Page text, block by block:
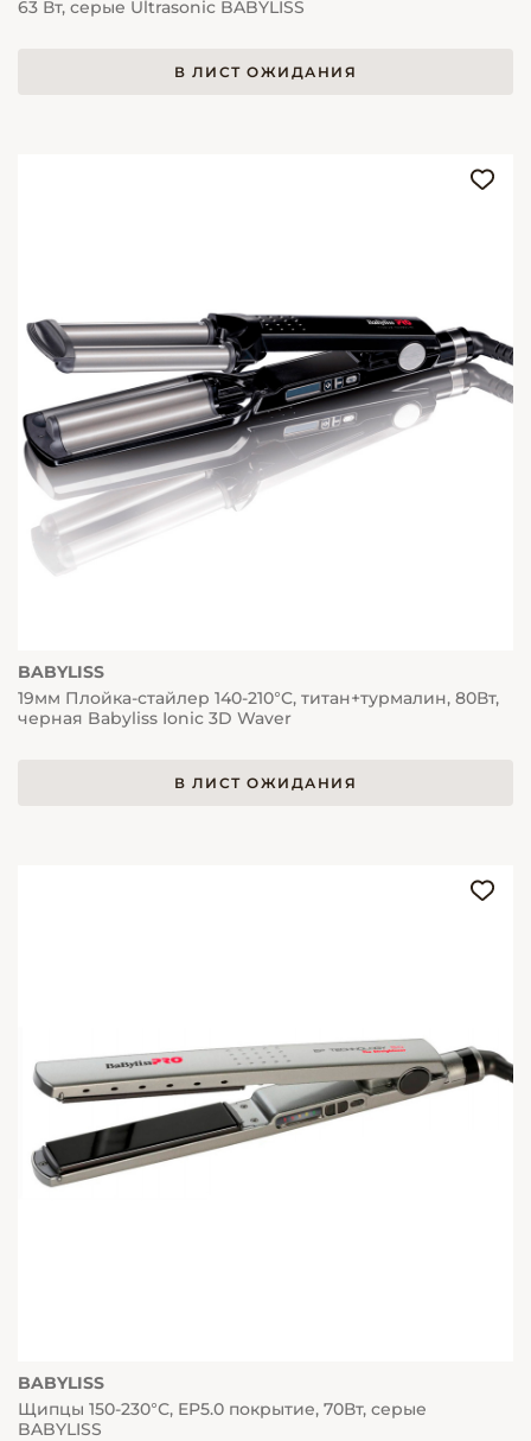
63 Вт, серые Ultrasonic BABYLISS
В ЛИСТ ОЖИДАНИЯ
BABYLISS
19мм Плойка-стайлер 140-210°C, титан+турмалин, 80Вт,
черная Babyliss Ionic 3D Waver
В ЛИСТ ОЖИДАНИЯ
BABYLISS
Щипцы 150-230°С, EP5.0 покрытие, 70Вт, серые
BABYLISS